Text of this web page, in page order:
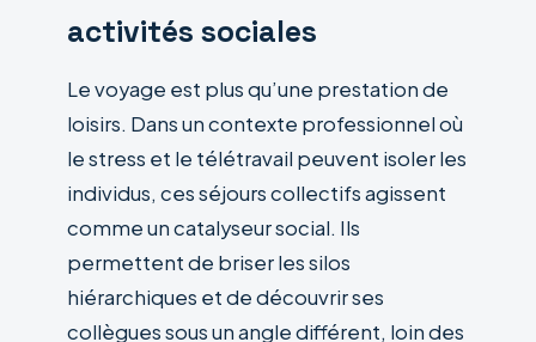
activités sociales
Le voyage est plus qu’une prestation de
loisirs. Dans un contexte professionnel où
le stress et le télétravail peuvent isoler les
individus, ces séjours collectifs agissent
comme un catalyseur social. Ils
permettent de briser les silos
hiérarchiques et de découvrir ses
collègues sous un angle différent, loin des